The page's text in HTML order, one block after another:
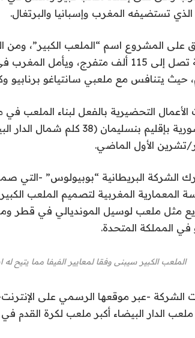
على المشروع اسم “الملعب الكبير”، ومن
بسعة تصل إلى 115 ألف متفرج،
حيث يتنافس مع ملعبي سانتياغو برنابيو
المنصورية بإقليم
تشرين الأول الماضي.
الشركة البريطانية “بوبيولوس” -التي
المعمارية المغربية لتصميم الملعب
مثل ملعب لوسيل المونديالي في قطر
في المملكة المتحدة.
الملعب الكبير سيبنى وفقا لمعايير الفيفا مما يتيح
الشركة -عبر موقعها الرسمي على
الدار البيضاء أكبر ملعب لكرة القدم في